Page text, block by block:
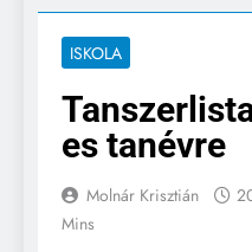
ISKOLA
es tanévre
Molnár Krisztián
Mins